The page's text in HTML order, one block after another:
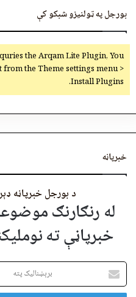
بورجل په ټولنیزو شبکو کې
the Arqam Lite Plugin, You
from the Theme settings menu >
Install Plugins.
خبرپاڼه
د بورجل خبرپاڼه
له رنګارنګ
خبرپاڼې ته
برېښنالیک
پته